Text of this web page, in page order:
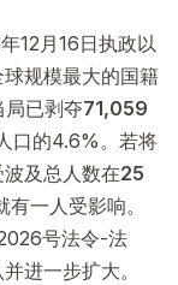
12月16日执政以
规模最大的国籍
已剥夺71,059
口的4.6%。若将
及总人数在25
一人受影响。
号法令-法
进一步扩大。